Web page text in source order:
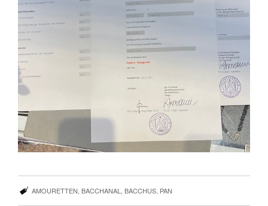
AMOURETTEN BACCHANAL BACCHUS, PAN